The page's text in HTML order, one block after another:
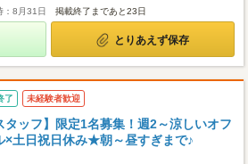
：8月31日 掲載終了まであと23日
とりあえず保存
了 未経験者歓迎
タッフ】限定1名募集！週2～涼しいオフ
×土日祝日休み★朝～昼すぎまで♪